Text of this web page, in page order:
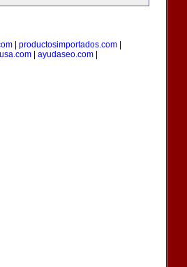
| productosimportados.com|
ayudaseo.com